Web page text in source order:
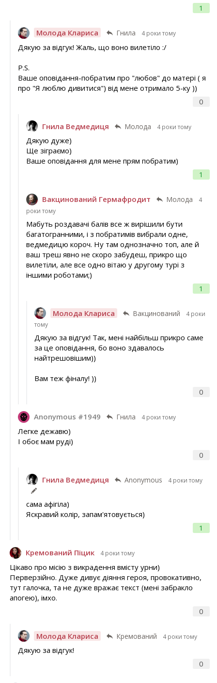
1
Молода Клариса Гнила 4 роки тому
0
Дякую за відгук! Жаль, що воно вилетіло :/
P.S.
Ваше оповідання-побратим про "любов" до матері ( я
про "Я люблю дивитися") від мене отримало 5-ку ))
Гнила Ведмедиця Молода 4 роки тому
1
Дякую дуже)
Ще зіграємо)
Ваше оповідання для мене прям побратим)
Вакцинований Гермафродит Молода
4
роки тому
1
Мабуть роздавачі балів все ж вирішили бути
багатогранними, і з побратимів вибрали одне,
ведмедицю короч. Ну там однозначно топ, але й
ваш треш явно не скоро забудеш, прикро що
вилетіли, але все одно вітаю у другому турі з
іншими роботами;)
Молода Клариса Вакцинований
4 роки
тому
0
Дякую за відгук! Так, мені найбільш прикро саме
за це оповідання, бо воно здавалось
найтрешовішим))
Вам теж фіналу! ))
Anonymous #1949 Гнила 4 роки тому
0
Легке дежавю)
І обоє мам руді)
Гнила Ведмедиця Anonymous 4 роки тому
1
сама афігіла)
Яскравий колір, запам'ятовується)
Кремований Піцик 4 роки тому
0
Цікаво про місію з викрадення вмісту урни)
Перверзійно. Дуже дивує діяння героя, провокативно,
тут галочка, та не дуже вражає текст (мені забракло
апогею), імхо.
Молода Клариса Кремований 4 роки тому
0
Дякую за відгук!